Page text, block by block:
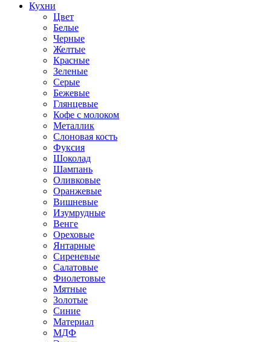
Кухни
Цвет
Белые
Черные
Желтые
Красные
Зеленые
Серые
Бежевые
Глянцевые
Кофе с молоком
Металлик
Слоновая кость
Фуксия
Шоколад
Шампань
Оливковые
Оранжевые
Вишневые
Изумрудные
Венге
Ореховые
Янтарные
Сиреневые
Салатовые
Фиолетовые
Мятные
Золотые
Синие
Материал
МДФ